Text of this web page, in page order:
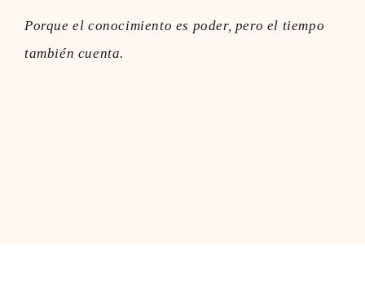
Porque el conocimiento es poder, pero el tiempo
también cuenta.